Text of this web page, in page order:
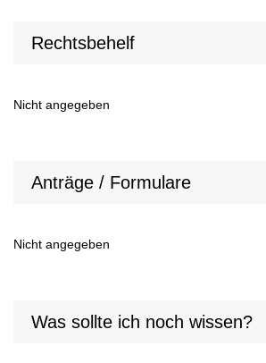
Rechtsbehelf
Nicht angegeben
Anträge / Formulare
Nicht angegeben
Was sollte ich noch wissen?